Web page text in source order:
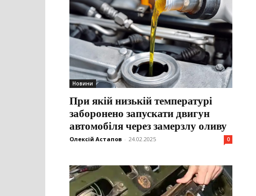
Новини
При якій низькій температурі
заборонено запускати двигун
автомобіля через замерзлу оливу
Олексій Астапов - 24.02.2025 0